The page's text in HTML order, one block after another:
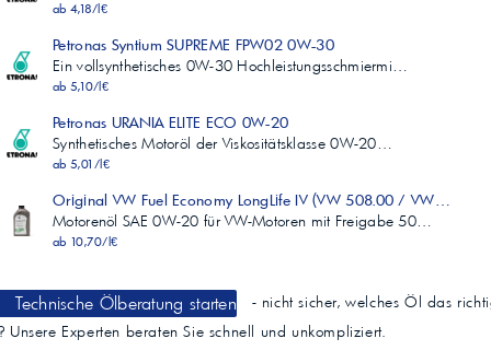
ab 4,18/l€
Petronas Syntium SUPREME FPW02 0W-30
Ein vollsynthetisches 0W-30 Hochleistungsschmiermi…
ab 5,10/l€
Petronas URANIA ELITE ECO 0W-20
Synthetisches Motoröl der Viskositätsklasse 0W-20…
ab 5,01/l€
Original VW Fuel Economy LongLife IV (VW 508.00 / VW
Motorenöl SAE 0W-20 für VW-Motoren mit Freigabe 50…
ab 10,70/l€
Technische Ölberatung starten
- nicht sicher, welches Öl das
Unsere Experten beraten Sie schnell und unkompliziert.